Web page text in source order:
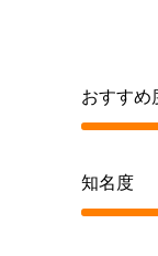
おすすめ
知名度